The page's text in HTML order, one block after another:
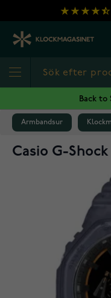
Hoppa till innehållet
Back
Armbandsur
Casio G-